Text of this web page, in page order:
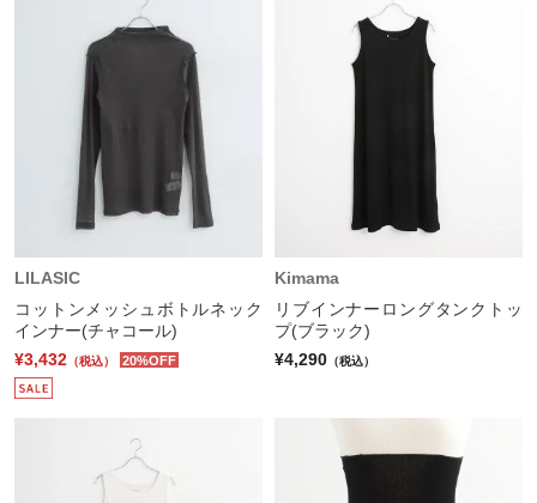
LILASIC
コットンメッシュボトルネック
インナー(チャコール)
¥3,432 （税込） 20%OFF
Kimama
リブインナーロングタンクトッ
プ(ブラック)
¥4,290 （税込）